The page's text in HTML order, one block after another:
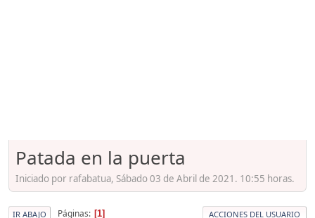
Patada en la puerta
Iniciado por rafabatua, Sábado 03 de Abril de 2021. 10:55 horas.
IR ABAJO Páginas 1 ACCIONES DEL USUARIO